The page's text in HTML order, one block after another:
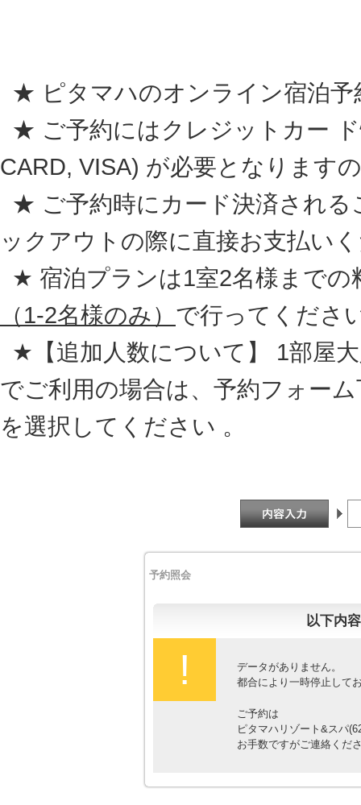
★ ピタマハのオンライン宿泊
★ ご予約にはクレジットカー
CARD, VISA) が必要となります
★ ご予約時にカード決済され
ックアウトの際に直接お支払い
★ 宿泊プランは1室2名様までの
（1-2名様のみ） で行ってくださ
★【追加人数について】 1部屋
でご利用の場合は、予約フォー
を選択してください 。
予約照会
以下内
!
データがありません。
都合により一時停止して
ご予約は
ピタマハリゾート&スパ
お手数ですがご連絡くだ